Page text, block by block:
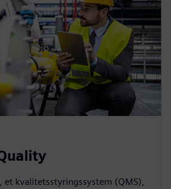
et kvalitetsstyringssystem (QMS),